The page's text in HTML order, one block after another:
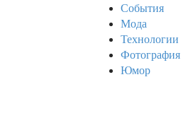
События
Мода
Технологии
Фотография
Юмор